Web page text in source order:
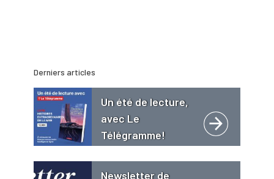
Derniers articles
Un été de lecture,
avec Le
Télégramme!
Newsletter de